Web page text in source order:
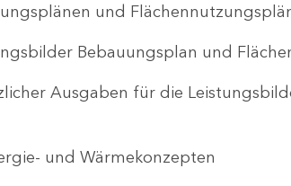
und
Bebauungsplan und
Ausgaben für die
und Wärmekonzepten